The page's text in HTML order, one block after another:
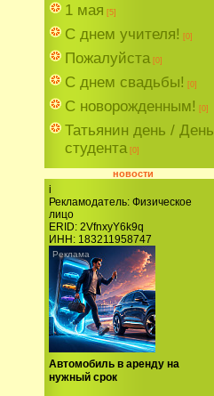
1 мая [5]
С днем учителя! [0]
Пожалуйста [0]
С днем свадьбы! [0]
C новорожденным! [0]
Татьянин день / День
студента [0]
новости
i
Рекламодатель: Физическое
лицо
ERID: 2VfnxyY6k9q
ИНН: 183211958747
Автомобиль в аренду на
нужный срок